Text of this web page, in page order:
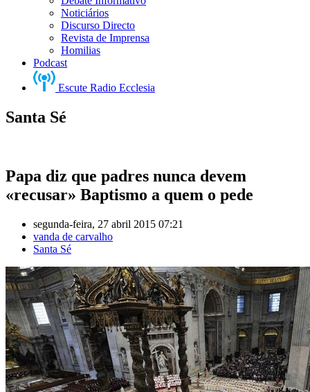
Noticiários
Discurso Directo
Revista de Imprensa
Homilias
Podcast
Escute Radio Ecclesia
Santa Sé
Papa diz que padres nunca devem
«recusar» Baptismo a quem o pede
segunda-feira, 27 abril 2015 07:21
vanda de carvalho
Santa Sé